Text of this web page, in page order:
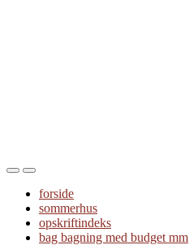
Toggle
mobile
menu
Toggle
the
search
field
forside
sommerhus
opskriftindeks
bag bagning med budget mm